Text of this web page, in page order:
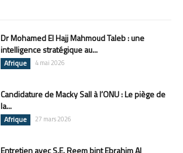
Dr Mohamed El Hajj Mahmoud Taleb : une
intelligence stratégique au...
Afrique 4 mai 2026
Candidature de Macky Sall à l’ONU : Le piège de
la...
Afrique 27 mars 2026
Entretien avec S.E. Reem bint Ebrahim Al